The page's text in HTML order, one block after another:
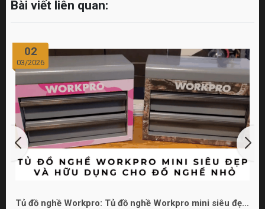
Bài viết liên quan:
02
03/2026
Tủ đồ nghề Workpro: Tủ đồ nghề Workpro mini siêu đẹp